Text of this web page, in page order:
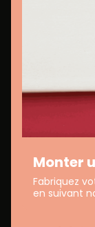
Monter
Fabriquez
en suivant